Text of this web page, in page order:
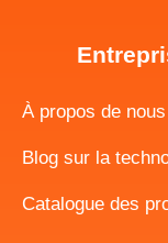
À propos de nous
Blog sur la
Catalogue des